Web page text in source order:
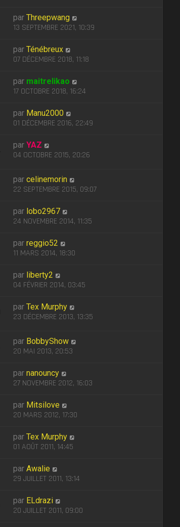
parThreepwang
13 SEPTEMBRE 2021, 10:39
parTénébreux
07 DÉCEMBRE 2018, 11:18
par maitrelikao
17 OCTOBRE 2018, 16:24
par Manu2000
01 DÉCEMBRE 2016, 22:49
parYAZ
04 OCTOBRE 2015, 20:26
parcelinemorin
22 SEPTEMBRE 2015, 09:07
par lobo2967
24 NOVEMBRE 2014, 11:35
parreggio52
11 MARS 2014, 18:30
par liberty2
04 FÉVRIER 2014, 03:45
parTex Murphy
23 DÉCEMBRE 2013, 13:35
par BobbyShow
20 MAI 2013, 20:53
parnanouncy
27 NOVEMBRE 2012, 16:03
par Mitsilove
20 MARS 2012, 17:30
parTex Murphy
01 AOÛT 2011, 14:45
parAwalie
29 JUILLET 2011, 13:14
par ELdrazi
20 JUILLET 2011, 09:00